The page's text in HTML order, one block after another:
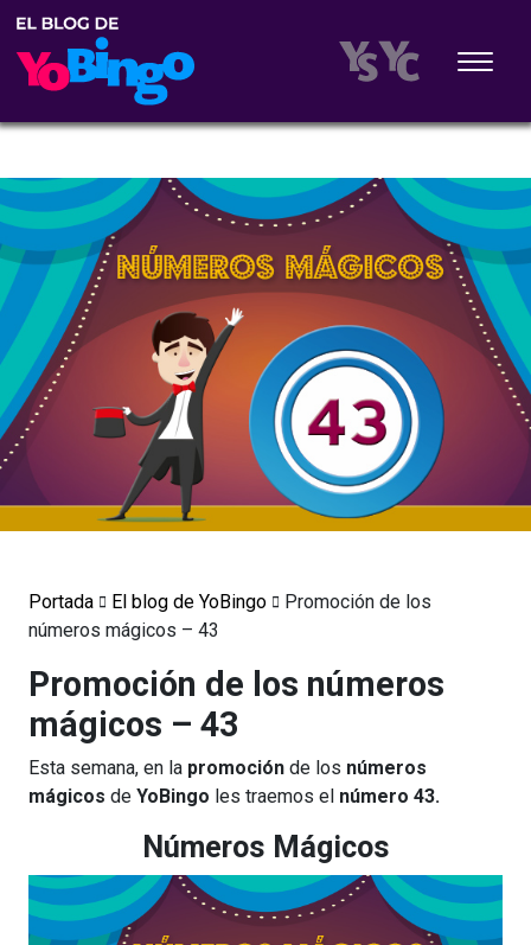
Portada El blog de YoBingo
Promoción de los
números mágicos – 43
Promoción de los números
mágicos – 43
Esta semana, en la promoción de los números
mágicos de YoBingo les traemos el número 43.
Números Mágicos